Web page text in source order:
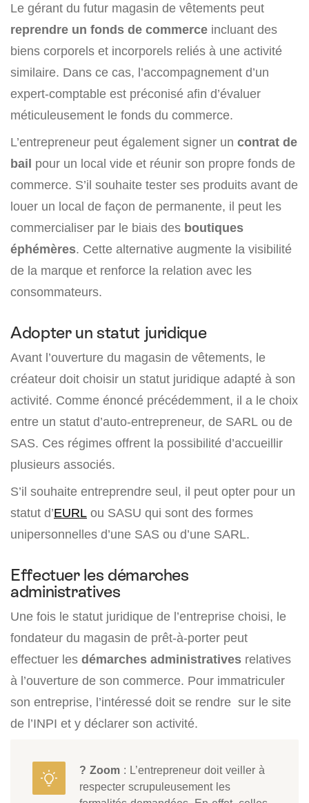
Le gérant du futur magasin de vêtements peut
reprendre un fonds de commerce incluant des
biens corporels et incorporels reliés à une activité
similaire. Dans ce cas, l’accompagnement d’un
expert-comptable est préconisé afin d’évaluer
méticuleusement le fonds du commerce.
L’entrepreneur peut également signer un contrat de
bail pour un local vide et réunir son propre fonds de
commerce. S’il souhaite tester ses produits avant de
louer un local de façon de permanente, il peut les
commercialiser par le biais des boutiques
éphémères. Cette alternative augmente la visibilité
de la marque et renforce la relation avec les
consommateurs.
Adopter un statut juridique
Avant l’ouverture du magasin de vêtements, le
créateur doit choisir un statut juridique adapté à son
activité. Comme énoncé précédemment, il a le choix
entre un statut d’auto-entrepreneur, de SARL ou de
SAS. Ces régimes offrent la possibilité d’accueillir
plusieurs associés.
S’il souhaite entreprendre seul, il peut opter pour un
statut d’EURL ou SASU qui sont des formes
unipersonnelles d’une SAS ou d’une SARL.
Effectuer les démarches
administratives
Une fois le statut juridique de l’entreprise choisi, le
fondateur du magasin de prêt-à-porter peut
effectuer les démarches administratives relatives
à l’ouverture de son commerce. Pour immatriculer
son entreprise, l’intéressé doit se rendre sur le site
de l’INPI et y déclarer son activité.
? Zoom : L’entrepreneur doit veiller à
respecter scrupuleusement les